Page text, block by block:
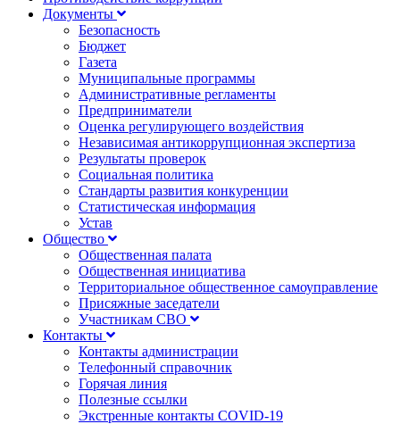
Документы
Безопасность
Бюджет
Газета
Муниципальные программы
Административные регламенты
Предприниматели
Оценка регулирующего воздействия
Независимая антикоррупционная экспертиза
Результаты проверок
Социальная политика
Стандарты развития конкуренции
Статистическая информация
Устав
Общество
Общественная палата
Общественная инициатива
Территориальное общественное самоуправление
Присяжные заседатели
Участникам СВО
Контакты
Контакты администрации
Телефонный справочник
Горячая линия
Полезные ссылки
Экстренные контакты COVID-19